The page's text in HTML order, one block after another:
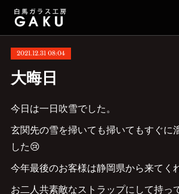
2021.12.31 08:04
大晦日
今日は一日吹雪でした。
玄関先の雪を掃いても掃いてもすぐに
した😢
今年最後のお客様は静岡県から来てく
お二人共素敵なストラップにして持っ